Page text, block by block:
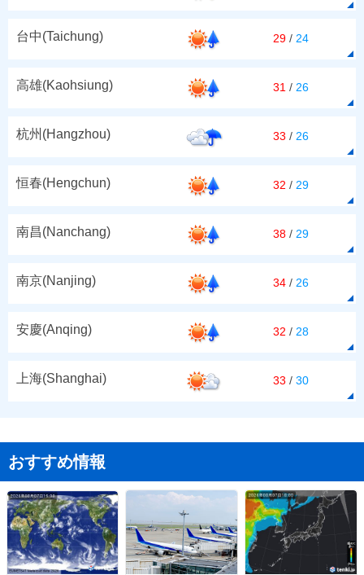
台中(Taichung) 29 / 24
高雄(Kaohsiung) 31 / 26
杭州(Hangzhou) 33 / 26
恒春(Hengchun) 32 / 29
南昌(Nanchang) 38 / 29
南京(Nanjing) 34 / 26
安慶(Anqing) 32 / 28
上海(Shanghai) 33 /30
おすすめ情報